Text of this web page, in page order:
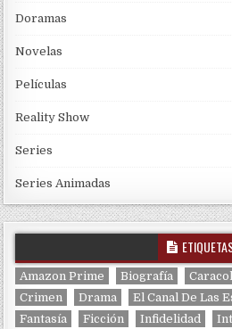
Doramas
Novelas
Películas
Reality Show
Series
Series Animadas
Amazon Prime Biografía
Crimen
Drama El Canal De Las
Fantasía
Ficción Infidelidad